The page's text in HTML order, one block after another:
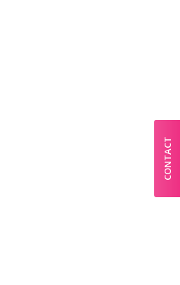
CONTACT